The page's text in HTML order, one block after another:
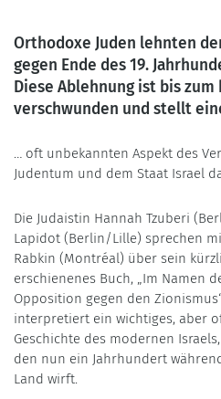
Orthodoxe Juden lehnten
gegen Ende des 19.
Diese Ablehnung ist bis
verschwunden und stellt
… oft unbekannten Aspekt des
Judentum und dem Staat Israel
Die Judaistin Hannah Tzuberi
Lapidot (Berlin/Lille) sprechen
Rabkin (Montréal) über sein
erschienenes Buch, „Im Namen
Opposition gegen den
interpretiert ein wichtiges, aber
Geschichte des modernen
den nun ein Jahrhundert
Land wirft.